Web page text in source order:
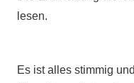
lesen.
Es ist alles stimmig